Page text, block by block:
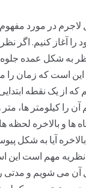
لاجرم در مورد
آغاز کنیم. اگر
به شکل عمده
است که زمان را
از یک نقطه
را کیلومتر ها،
ها و بالاخره لحظه
آیا به شکل
نظریه مهم است این
آن می شویم و مدتی